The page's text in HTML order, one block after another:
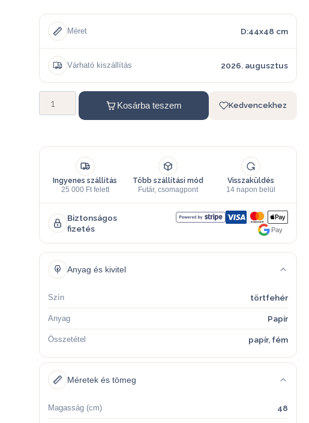
Méret D:44x48 cm
Várható kiszállítás 2026. augusztus
Kosárba teszem Kedvencekhez
Ingyenes szállítás
25 000 Ft felett
Több szállítási mód
Futár, csomagpont
Visszaküldés
14 napon belül
Biztonságos
fizetés
Pay
Anyag és kivitel
Szín törtfehér
Anyag Papír
Összetétel papír, fém
Méretek és tömeg
Magasság (cm) 48